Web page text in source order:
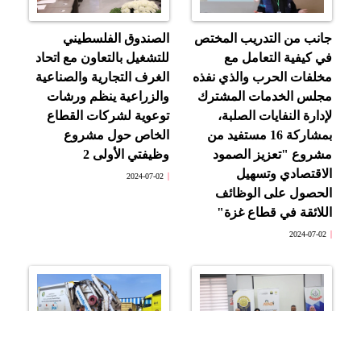
جانب من التدريب المختص
في كيفية التعامل مع
مخلفات الحرب والذي نفذه
مجلس الخدمات المشترك
لإدارة النفايات الصلبة،
بمشاركة 16 مستفيد من
مشروع "تعزيز الصمود
الاقتصادي وتسهيل
الحصول على الوظائف
اللائقة في قطاع غزة"
2024-07-02
الصندوق الفلسطيني
للتشغيل بالتعاون مع اتحاد
الغرف التجارية والصناعية
والزراعية ينظم ورشات
توعوية لشركات القطاع
الخاص حول مشروع
وظيفتي الأولى 2
2024-07-02